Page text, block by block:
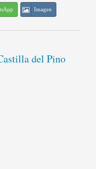
Imagen
del Pino